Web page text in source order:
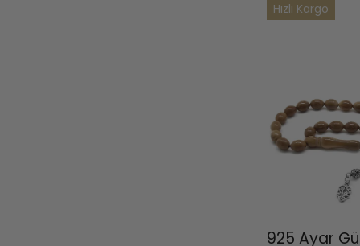
Hızlı Kargo